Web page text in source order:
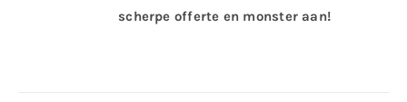
scherpe offerte en monster aan!